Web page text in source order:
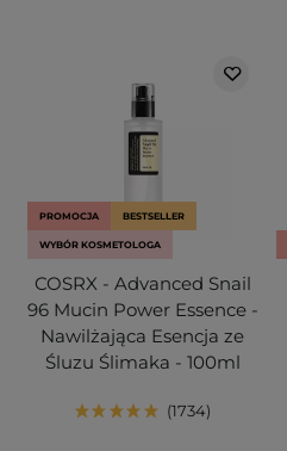
PROMOCJA BESTSELLER
WYBÓR KOSMETOLOGA
COSRX - Advanced Snail
96 Mucin Power Essence -
Nawilżająca Esencja ze
Śluzu Ślimaka - 100ml
1734